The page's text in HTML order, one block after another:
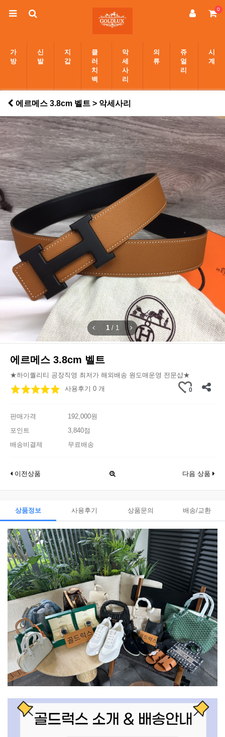
0
가
방
신
발
지
갑
클
러
치
백
악
세
사
리
의
류
쥬
얼
리
시
계
에르메스 3.8cm 벨트 > 악세사리
1 / 1
에르메스 3.8cm 벨트
★하이퀄리티 공장직영 최저가 해외배송 원도매운영 전문샵★
사용후기 0 개
0
판매가격
192,000원
포인트
3,840점
배송비결제
무료배송
이전상품 다음 상품
상품정보 사용후기 상품문의 배송/교환